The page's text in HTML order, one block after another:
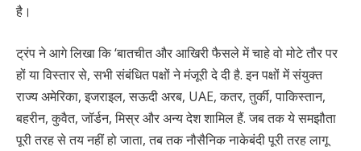
है।
ट्रंप ने आगे लिखा कि ‘बातचीत और आखिरी फैसले में चाहे वो मोटे तौर पर
हों या विस्तार से, सभी संबंधित पक्षों ने मंजूरी दे दी है. इन पक्षों में संयुक्त
राज्य अमेरिका, इजराइल, सऊदी अरब, UAE, कतर, तुर्की, पाकिस्तान,
बहरीन, कुवैत, जॉर्डन, मिस्र और अन्य देश शामिल हैं. जब तक ये समझौता
पूरी तरह से तय नहीं हो जाता, तब तक नौसैनिक नाकेबंदी पूरी तरह लागू